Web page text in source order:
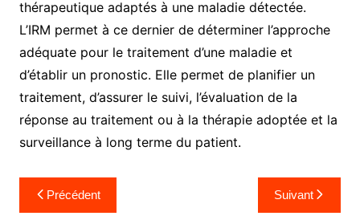
thérapeutique adaptés à une maladie détectée.
L’IRM permet à ce dernier de déterminer l’approche
adéquate pour le traitement d’une maladie et
d’établir un pronostic. Elle permet de planifier un
traitement, d’assurer le suivi, l’évaluation de la
réponse au traitement ou à la thérapie adoptée et la
surveillance à long terme du patient.
Navigation
de
Précédent Suivant